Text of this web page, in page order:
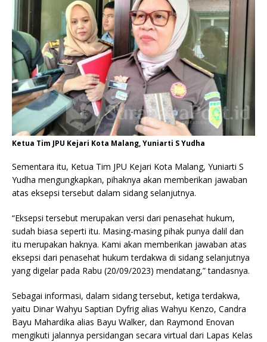
Ketua Tim JPU Kejari Kota Malang, Yuniarti S Yudha
Sementara itu, Ketua Tim JPU Kejari Kota Malang, Yuniarti S
Yudha mengungkapkan, pihaknya akan memberikan jawaban
atas eksepsi tersebut dalam sidang selanjutnya.
“Eksepsi tersebut merupakan versi dari penasehat hukum,
sudah biasa seperti itu. Masing-masing pihak punya dalil dan
itu merupakan haknya. Kami akan memberikan jawaban atas
eksepsi dari penasehat hukum terdakwa di sidang selanjutnya
yang digelar pada Rabu (20/09/2023) mendatang,” tandasnya.
Sebagai informasi, dalam sidang tersebut, ketiga terdakwa,
yaitu Dinar Wahyu Saptian Dyfrig alias Wahyu Kenzo, Candra
Bayu Mahardika alias Bayu Walker, dan Raymond Enovan
mengikuti jalannya persidangan secara virtual dari Lapas Kelas